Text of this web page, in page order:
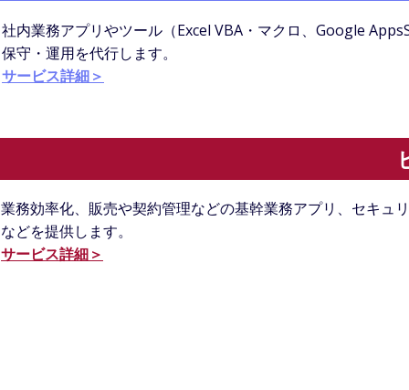
社内業務アプリやツール（Excel VBA・マクロ、Google
保守・運用を代行します。
サービス詳細＞
業務効率化、販売や契約管理などの基幹業務アプリ、セキュ
などを提供します。
サービス詳細＞